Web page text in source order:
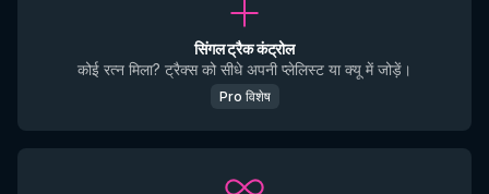
सिंगल ट्रैक कंट्रोल
कोई रत्न मिला? ट्रैक्स को सीधे अपनी प्लेलिस्ट या क्यू में जोड़ें।
Pro विशेष